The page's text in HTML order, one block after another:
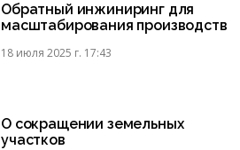
Обратный инжиниринг для
масштабирования производств
18 июля 2025 г. 17:43
О сокращении земельных
участков